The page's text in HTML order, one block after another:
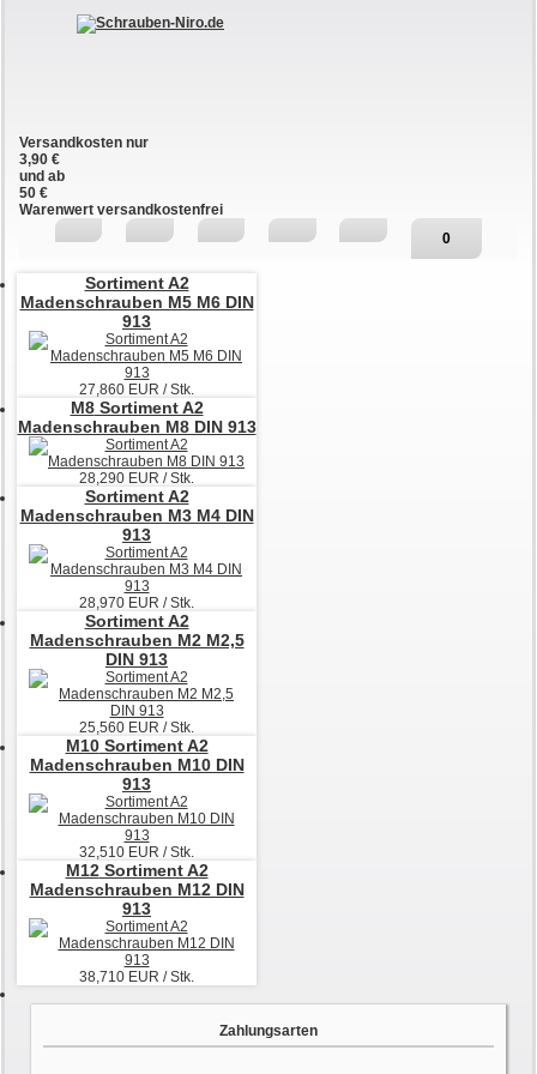
Versandkosten nur
3,90 €
und ab
50 €
Warenwert versandkostenfrei
0
Sortiment A2
Madenschrauben M5 M6 DIN
913
27,860 EUR / Stk.
M8Sortiment A2
Madenschrauben M8 DIN 913
28,290 EUR / Stk.
Sortiment A2
Madenschrauben M3 M4 DIN
913
28,970 EUR / Stk.
Sortiment A2
Madenschrauben M2 M2,5
DIN 913
25,560 EUR / Stk.
M10Sortiment A2
Madenschrauben M10 DIN
913
32,510 EUR / Stk.
M12Sortiment A2
Madenschrauben M12 DIN
913
38,710 EUR / Stk.
Zahlungsarten